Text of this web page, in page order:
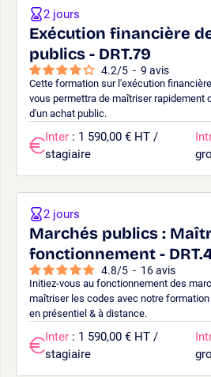
Exécution financière
publics - DRT.79
4.2/5 - 9 avis
Cette formation sur l'exécution
vous permettra de maîtriser rapidement
d'un achat public.
2 jours
Inter : 1 590,00 € HT /
stagiaire
Marchés publics :
fonctionnement -
4.8/5 - 16avis
Initiez-vous au fonctionnement des
maîtriser les codes avec notre
en présentiel & à distance.
2 jours
Inter : 1 590,00 € HT /
stagiaire